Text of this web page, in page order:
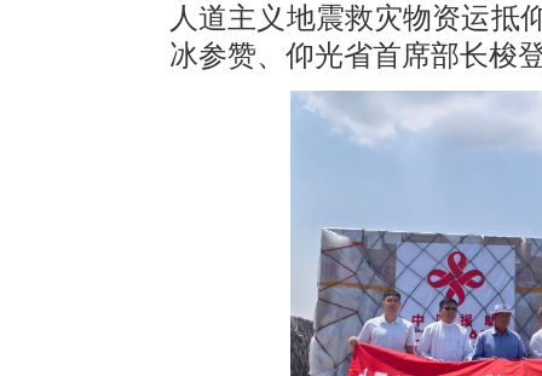
人道主义地震救灾物资运抵
冰参赞、仰光省首席部长梭